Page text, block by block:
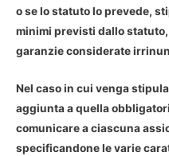
o se lo statuto lo prevede,
minimi previsti dallo
garanzie considerate
Nel caso in cui venga
aggiunta a quella
comunicare a ciascuna
specificandone le varie